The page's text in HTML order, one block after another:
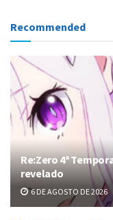
Recommended
Re:Zero 4ª
revelado
6 DE AGOSTO DE 2026